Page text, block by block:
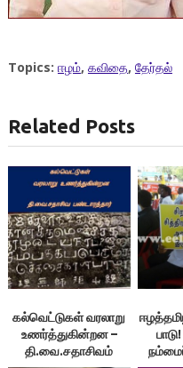
Topics: ஈழம், கவிதை, தேர்தல்
Related Posts
கல்வெட்டுகள் வரலாறு
உணர்த்துகின்றன –
தி.வை.சதாசிவம்